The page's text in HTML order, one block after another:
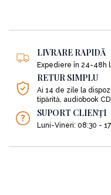
LIVRARE RAPIDĂ
Expediere în 24-48h
RETUR SIMPLU
Ai 14 de zile la
tipărită, audiobook
SUPORT CLIENȚI
Luni-Vineri: 08:30 -